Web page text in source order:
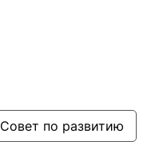
Совет по развитию